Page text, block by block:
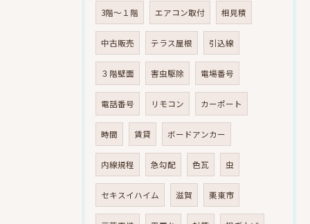
3階～１階 エアコン取付 相見積
中古販売 テラス屋根 引込線
３階壁面 害虫駆除 電場番号
電話番号 リモコン カーポート
時間 賃貸 ボードアンカー
内線規程 急勾配 色瓦 虫
セキスイハイム 滋賀 栗東市